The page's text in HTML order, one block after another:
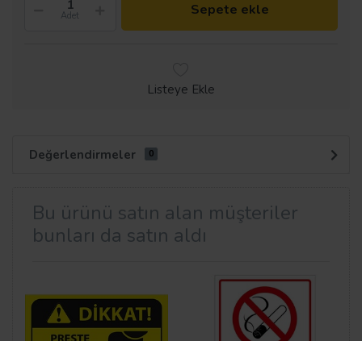
Adet Sepete ekle
Listeye Ekle
Değerlendirmeler 0
Bu ürünü satın alan müşteriler
bunları da satın aldı